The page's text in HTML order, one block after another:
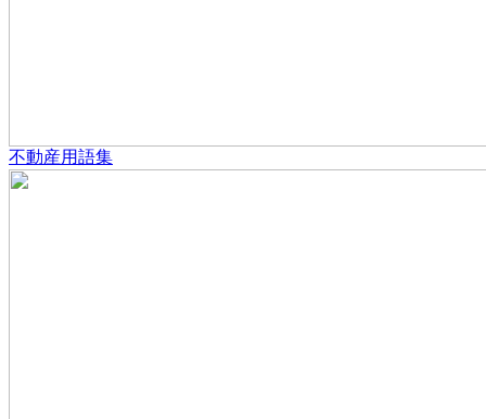
不動産用語集